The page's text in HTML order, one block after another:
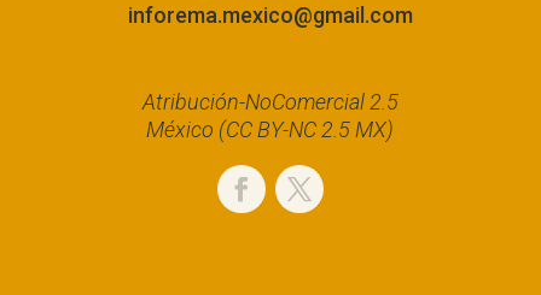
inforema.mexico@gmail.com
Atribución-NoComercial 2.5
México (CC BY-NC 2.5 MX)